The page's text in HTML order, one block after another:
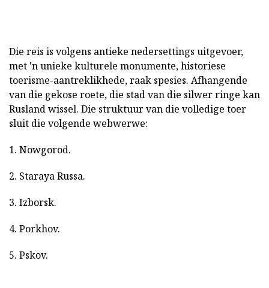
Die reis is volgens antieke nedersettings uitgevoer,
met 'n unieke kulturele monumente, historiese
toerisme-aantreklikhede, raak spesies. Afhangende
van die gekose roete, die stad van die silwer ringe kan
Rusland wissel. Die struktuur van die volledige toer
sluit die volgende webwerwe:
1. Nowgorod.
2. Staraya Russa.
3. Izborsk.
4. Porkhov.
5. Pskov.